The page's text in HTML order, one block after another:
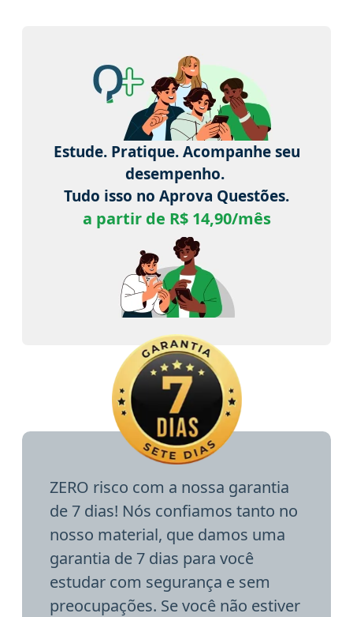
Estude. Pratique. Acompanhe seu
desempenho.
Tudo isso no Aprova Questões.
a partir de R$ 14,90/mês
ZERO risco com a nossa garantia
de 7 dias! Nós confiamos tanto no
nosso material, que damos uma
garantia de 7 dias para você
estudar com segurança e sem
preocupações. Se você não estiver